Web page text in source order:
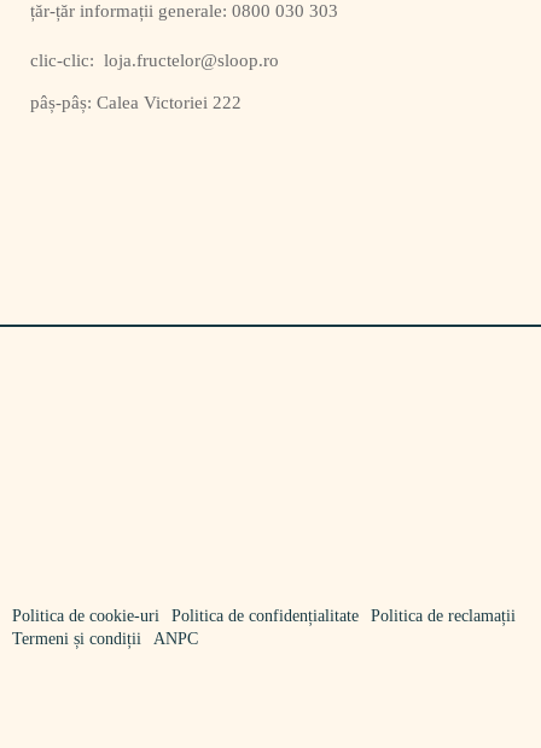
0800 030 303
clic-clic: loja.fructelor@sloop.ro
Politica de cookie-uri Politica de confidențialitate
Politica de reclamații
Termeni și condiții
ANPC